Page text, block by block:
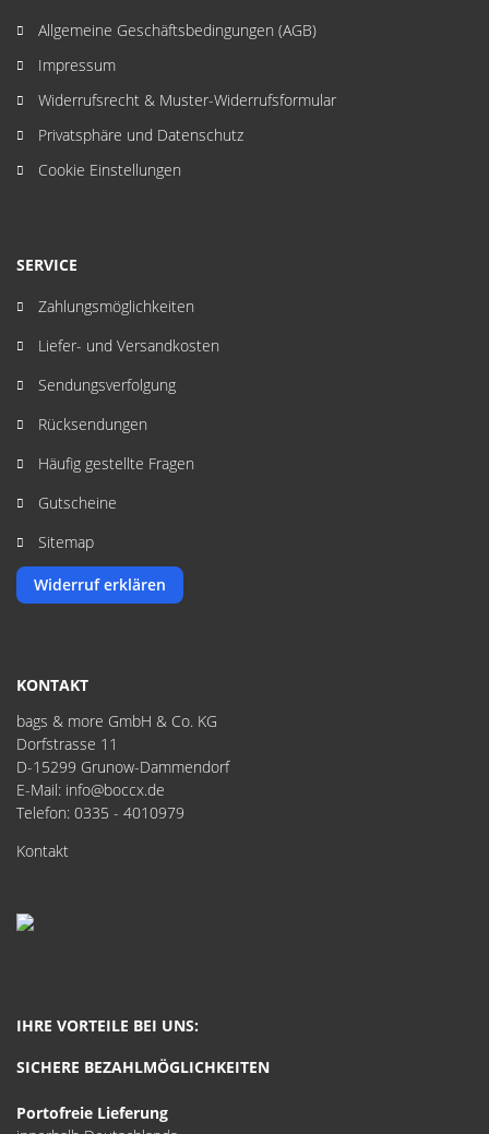
Allgemeine Geschäftsbedingungen (AGB)
Impressum
Widerrufsrecht & Muster-Widerrufsformular
Privatsphäre und Datenschutz
Cookie Einstellungen
SERVICE
Zahlungsmöglichkeiten
Liefer- und Versandkosten
Sendungsverfolgung
Rücksendungen
Häufig gestellte Fragen
Gutscheine
Sitemap
Widerruf erklären
KONTAKT
bags & more GmbH & Co. KG
Dorfstrasse 11
D-15299 Grunow-Dammendorf
E-Mail: info@boccx.de
Telefon: 0335 - 4010979
Kontakt
IHRE VORTEILE BEI UNS:
SICHERE BEZAHLMÖGLICHKEITEN
Portofreie Lieferung